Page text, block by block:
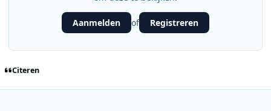
Aanmelden of Registreren
Citeren